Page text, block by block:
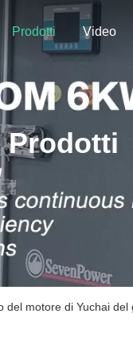
Prodotti Video
Prodotti
motore di Yuchai